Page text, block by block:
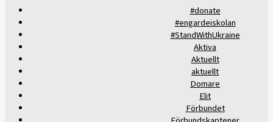
#donate
#engardeiskolan
#StandWithUkraine
Aktiva
Aktuellt
aktuellt
Domare
Elit
Förbundet